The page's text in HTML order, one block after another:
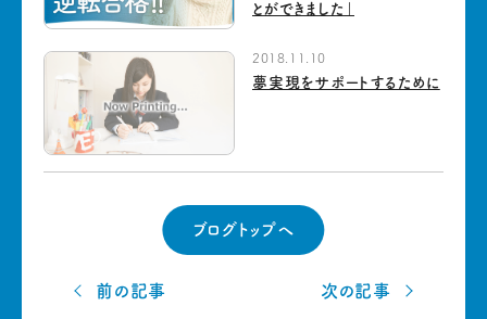
とができました」
2018.11.10
夢実現をサポートするために
前の記事
ブログトップへ
次の記事